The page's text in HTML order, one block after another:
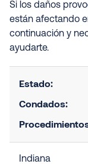
Si los daños
están afectando
continuación y
ayudarte.
Estado:
Condados:
Indiana